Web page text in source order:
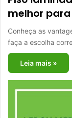
melhor
Conheça as
faça a escolha
Leia mais »